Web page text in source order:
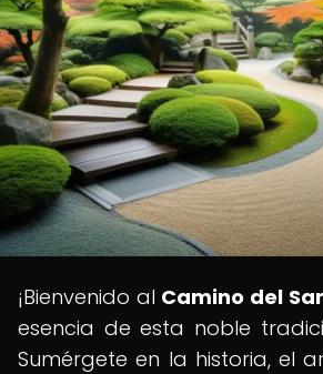
¡Bienvenido al Camino del
esencia de esta noble
Sumérgete en la historia, el